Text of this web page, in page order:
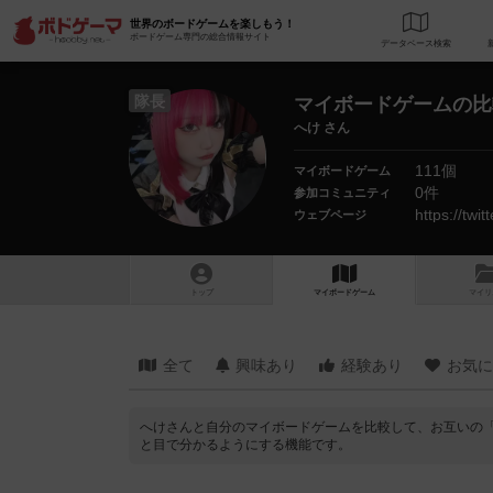
世界のボードゲームを楽しもう！
ボードゲーム専門の総合情報サイト
データベース
隊長 マイボードゲームの
へけ さん
マイボードゲーム 111個
参加コミュニティ 0件
ウェブページ https://
トップ マイボードゲーム マイリ
全て 興味あり 経験あり お気
へけさんと自分のマイボードゲームを比較して、お互い
と目で分かるようにする機能です。